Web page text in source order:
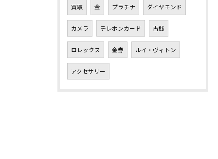
買取 金 プラチナ ダイヤモンド
カメラ テレホンカード 古銭
ロレックス 金券 ルイ・ヴィトン
アクセサリー